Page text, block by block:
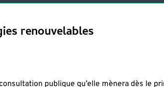
renouvelables
publique qu’elle mènera dès le